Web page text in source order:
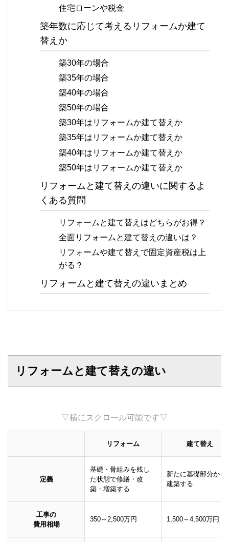
住宅ローンや税金
築年数に応じて考えるリフォームか建て
替えか
築30年の場合
築35年の場合
築40年の場合
築50年の場合
築30年はリフォームか建て替えか
築35年はリフォームか建て替えか
築40年はリフォームか建て替えか
築50年はリフォームか建て替えか
リフォームと建て替えの違いに関するよ
くある質問
リフォームと建て替えはどちらがお得？
全面リフォームと建て替えの違いは？
リフォームや建て替えで固定資産税は上
がる？
リフォームと建て替えの違いまとめ
リフォームと建て替えの違い
▽横にスクロール可能です▽
リフォーム 建て替え
定義
基礎・骨組みを残し
た状態で修繕・改
築・増築する
新たに基礎部分から
建築する
工事の
費用相場
350～2,500万円 1,500～4,500万円